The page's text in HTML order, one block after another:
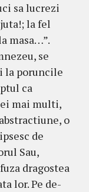
sa lucrezi
la fel
masa…”.
se
la poruncile
ca
mai multi,
o
de
Sau,
dragostea
lor. Pe de-